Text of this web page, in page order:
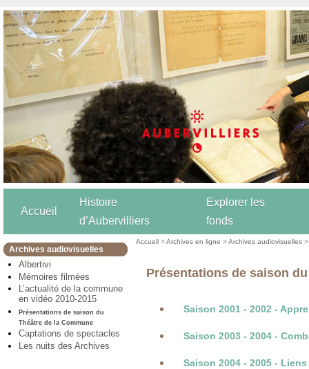
Accueil
Histoire
d’Aubervilliers
Explorer les
fonds
Archives audiovisuelles
Albertivi
Mémoires filmées
L’actualité de la commune
en vidéo 2010-2015
Présentations de saison du
Théâtre de la Commune
Captations de spectacles
Les nuits des Archives
Accueil >Archives en ligne >Archives audiovisuelles
Présentations de saison
Saison 2001 - 2002 -
Saison 2003 - 2004 -
Saison 2004 - 2005 - Liens